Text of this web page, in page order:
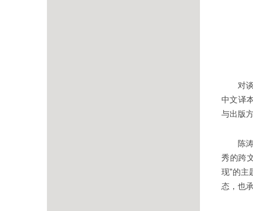
对
中文译
与出版
陈
秀的跨
现”的主
态，也